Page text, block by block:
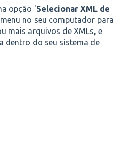
opção 'Selecionar XML de
no seu computador para
mais arquivos de XMLs, e
dentro do seu sistema de